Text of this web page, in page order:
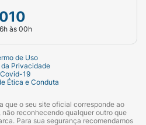
às 00h
de Uso
da Privacidade
Covid-19
Ética e Conduta
que o seu site oficial corresponde ao
reconhecendo qualquer outro que
Para sua segurança recomendamos